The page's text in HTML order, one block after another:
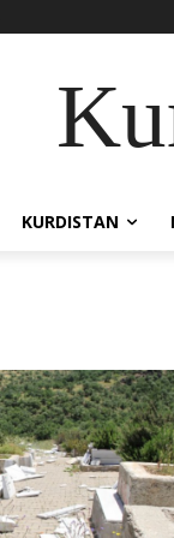
KURDISTAN